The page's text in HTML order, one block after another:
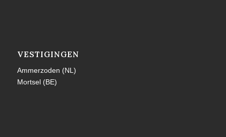
VESTIGINGEN
Ammerzoden (NL)
Mortsel (BE)